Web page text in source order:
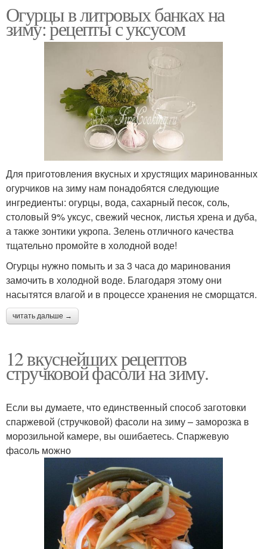
Огурцы в литровых банках на
зиму: рецепты с уксусом
Для приготовления вкусных и хрустящих маринованных
огурчиков на зиму нам понадобятся следующие
ингредиенты: огурцы, вода, сахарный песок, соль,
столовый 9% уксус, свежий чеснок, листья хрена и дуба,
а также зонтики укропа. Зелень отличного качества
тщательно промойте в холодной воде!
Огурцы нужно помыть и за 3 часа до маринования
замочить в холодной воде. Благодаря этому они
насытятся влагой и в процессе хранения не сморщатся.
читать дальше →
12 вкуснейших рецептов
стручковой фасоли на зиму.
Если вы думаете, что единственный способ заготовки
спаржевой (стручковой) фасоли на зиму – заморозка в
морозильной камере, вы ошибаетесь. Спаржевую
фасоль можно